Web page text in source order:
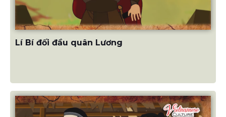
Lí Bí đối đầu quân Lương